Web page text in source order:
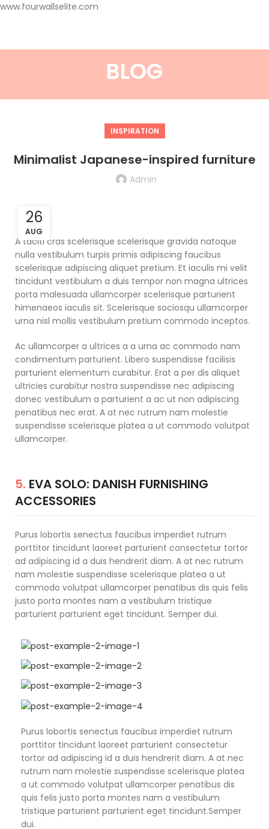
www.fourwallselite.com
BLOG
INSPIRATION
Minimalist Japanese-inspired furniture
Admin
26
AUG
A taciti cras scelerisque scelerisque gravida natoque
nulla vestibulum turpis primis adipiscing faucibus
scelerisque adipiscing aliquet pretium. Et iaculis mi velit
tincidunt vestibulum a duis tempor non magna ultrices
porta malesuada ullamcorper scelerisque parturient
himenaeos iaculis sit. Scelerisque sociosqu ullamcorper
urna nisl mollis vestibulum pretium commodo inceptos.
Ac ullamcorper a ultrices a a urna ac commodo nam
condimentum parturient. Libero suspendisse facilisis
parturient elementum curabitur. Erat a per dis aliquet
ultricies curabitur nostra suspendisse nec adipiscing
donec vestibulum a parturient a ac ut non adipiscing
penatibus nec erat. A at nec rutrum nam molestie
suspendisse scelerisque platea a ut commodo volutpat
ullamcorper.
5. EVA SOLO: DANISH FURNISHING
ACCESSORIES
Purus lobortis senectus faucibus imperdiet rutrum
porttitor tincidunt laoreet parturient consectetur tortor
ad adipiscing id a duis hendrerit diam. A at nec rutrum
nam molestie suspendisse scelerisque platea a ut
commodo volutpat ullamcorper penatibus dis quis felis
justo porta montes nam a vestibulum tristique
parturient parturient eget tincidunt. Semper dui.
Purus lobortis senectus faucibus imperdiet rutrum
porttitor tincidunt laoreet parturient consectetur
tortor ad adipiscing id a duis hendrerit diam. A at nec
rutrum nam molestie suspendisse scelerisque platea
a ut commodo volutpat ullamcorper penatibus dis
quis felis justo porta montes nam a vestibulum
tristique parturient parturient eget tincidunt.Semper
dui.